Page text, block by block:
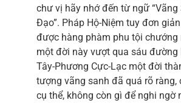
chư vị hãy nhớ đến từ ngữ “Vãng
Đạo”. Pháp Hộ-Niệm tuy đơn
được hàng phàm phu tội chướng
một đời này vượt qua sáu đường
Tây-Phương Cực-Lạc một đời
tượng vãng sanh đã quá rõ ràng,
cụ thể, không còn gì để nghi ngờ